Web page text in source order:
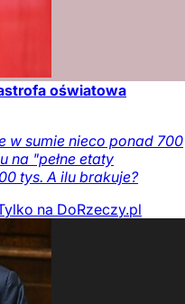
oświatowa
w sumie nieco ponad 700
na "pełne etaty
tys. A ilu brakuje?
na DoRzeczy.pl